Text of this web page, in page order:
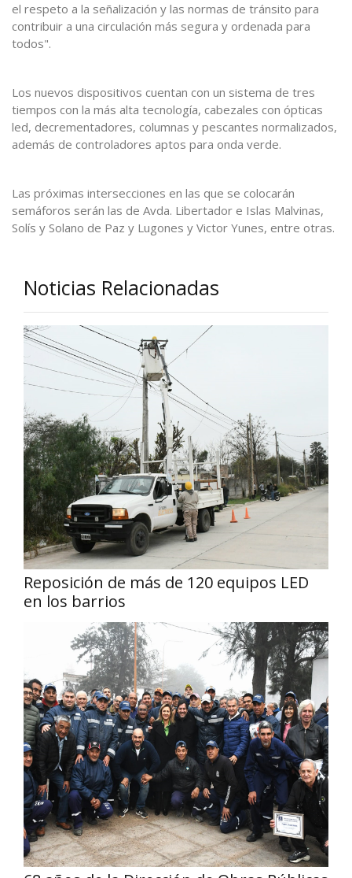
el respeto a la señalización y las normas de tránsito para
contribuir a una circulación más segura y ordenada para
todos".
Los nuevos dispositivos cuentan con un sistema de tres
tiempos con la más alta tecnología, cabezales con ópticas
led, decrementadores, columnas y pescantes normalizados,
además de controladores aptos para onda verde.
Las próximas intersecciones en las que se colocarán
semáforos serán las de Avda. Libertador e Islas Malvinas,
Solís y Solano de Paz y Lugones y Victor Yunes, entre otras.
Noticias Relacionadas
Reposición de más de 120 equipos LED
en los barrios